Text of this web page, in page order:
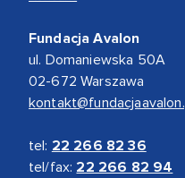
Fundacja Avalon
ul. Domaniewska 50A
02-672 Warszawa
tel: 22 266 82 36
tel/fax: 22 266 82 94